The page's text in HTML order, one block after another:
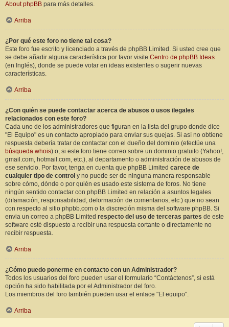
About phpBB para más detalles.
Arriba
¿Por qué este foro no tiene tal cosa?
Este foro fue escrito y licenciado a través de phpBB Limited. Si usted cree que
se debe añadir alguna característica por favor visite Centro de phpBB Ideas
(en Inglés), donde se puede votar en ideas existentes o sugerir nuevas
características.
Arriba
¿Con quién se puede contactar acerca de abusos o usos ilegales
relacionados con este foro?
Cada uno de los administradores que figuran en la lista del grupo donde dice
"El Equipo" es un contacto apropiado para enviar sus quejas. Si así no obtiene
respuesta debería tratar de contactar con el dueño del dominio (efectúe una
búsqueda whois) o, si este foro tiene correo sobre un dominio gratuito (Yahoo!,
gmail.com, hotmail.com, etc.), al departamento o administración de abusos de
ese servicio. Por favor, tenga en cuenta que phpBB Limited carece de
cualquier tipo de control y no puede ser de ninguna manera responsable
sobre cómo, dónde o por quién es usado este sistema de foros. No tiene
ningún sentido contactar con phpBB Limited en relación a asuntos legales
(difamación, responsabilidad, deformación de comentarios, etc.) que no sean
con respecto al sitio phpbb.com o la discreción misma del software phpBB. Si
envia un correo a phpBB Limited respecto del uso de terceras partes de este
software esté dispuesto a recibir una respuesta cortante o directamente no
recibir respuesta.
Arriba
¿Cómo puedo ponerme en contacto con un Administrador?
Todos los usuarios del foro pueden usar el formulario “Contáctenos”, si está
opción ha sido habilitada por el Administrador del foro.
Los miembros del foro también pueden usar el enlace "El equipo".
Arriba